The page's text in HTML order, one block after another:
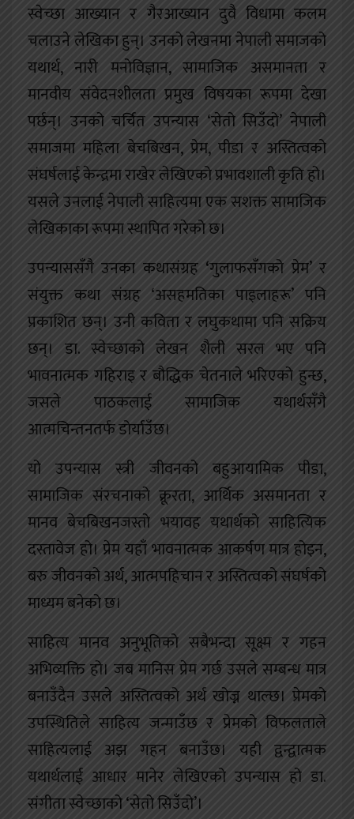
स्वेच्छा आख्यान र गैरआख्यान दुवै विधामा कलम
चलाउने लेखिका हुन्। उनको लेखनमा नेपाली समाजको
यथार्थ, नारी मनोविज्ञान, सामाजिक असमानता र
मानवीय संवेदनशीलता प्रमुख विषयका रूपमा देखा
पर्छन्। उनको चर्चित उपन्यास ‘सेतो सिउँदो’ नेपाली
समाजमा महिला बेचबिखन, प्रेम, पीडा र अस्तित्वको
संघर्षलाई केन्द्रमा राखेर लेखिएको प्रभावशाली कृति हो।
यसले उनलाई नेपाली साहित्यमा एक सशक्त सामाजिक
लेखिकाका रूपमा स्थापित गरेको छ।
उपन्याससँगै उनका कथासंग्रह ‘गुलाफसँगको प्रेम’ र
संयुक्त कथा संग्रह ‘असहमतिका पाइलाहरू’ पनि
प्रकाशित छन्। उनी कविता र लघुकथामा पनि सक्रिय
छन्। डा. स्वेच्छाको लेखन शैली सरल भए पनि
भावनात्मक गहिराइ र बौद्धिक चेतनाले भरिएको हुन्छ,
जसले पाठकलाई सामाजिक यथार्थसँगै
आत्मचिन्तनतर्फ डोर्याउँछ।
यो उपन्यास स्त्री जीवनको बहुआयामिक पीडा,
सामाजिक संरचनाको क्रूरता, आर्थिक असमानता र
मानव बेचबिखनजस्तो भयावह यथार्थको साहित्यिक
दस्तावेज हो। प्रेम यहाँ भावनात्मक आकर्षण मात्र होइन,
बरु जीवनको अर्थ, आत्मपहिचान र अस्तित्वको संघर्षको
माध्यम बनेको छ।
साहित्य मानव अनुभूतिको सबैभन्दा सूक्ष्म र गहन
अभिव्यक्ति हो। जब मानिस प्रेम गर्छ उसले सम्बन्ध मात्र
बनाउँदैन उसले अस्तित्वको अर्थ खोज्न थाल्छ। प्रेमको
उपस्थितिले साहित्य जन्माउँछ र प्रेमको विफलताले
साहित्यलाई अझ गहन बनाउँछ। यही द्वन्द्वात्मक
यथार्थलाई आधार मानेर लेखिएको उपन्यास हो डा.
संगीता स्वेच्छाको ‘सेतो सिउँदो’।